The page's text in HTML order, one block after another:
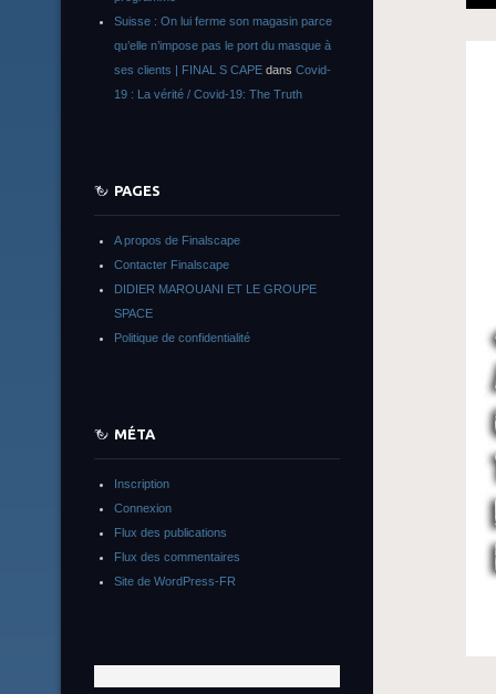
Suisse : On lui ferme son magasin parce
qu’elle n’impose pas le port du masque à
ses clients | FINAL S CAPE dans Covid-
19 : La vérité / Covid-19: The Truth
PAGES
A propos de Finalscape
Contacter Finalscape
DIDIER MAROUANI ET LE GROUPE
SPACE
Politique de confidentialité
MÉTA
Inscription
Connexion
Flux des publications
Flux des commentaires
Site de WordPress-FR